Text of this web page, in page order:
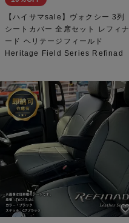
【ハイサマsale】ヴォクシー 3列
シートカバー 全席セット レフィナ
ード ヘリテージフィールド
Heritage Field Series Refinad